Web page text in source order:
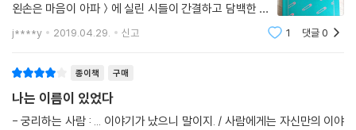
『나는 이름이 있었다』를 읽는 독자들은 시 속 장면들이 어디선가 경험한
것처럼 일상과 맞닿아 있다고 느끼기에 충분할 것이다. 이와 같은 까닭에
간이라면 으레 느낄 법한 감정-후회, 환희, 선호, 기쁨, 부끄러움, 분노(사
람을 뭐로 보고 이런 걸 줘요?//불우 이웃을 도울 사람이 화를 냈다―34
쪽 「좋은 사람」 중)-들이 곳곳에 머물러 있으니 말이다.
왼손은 마음이 아파＞에 실린 시들이 간결하고 담백한 느
낌이라면, ＜나는 이름에 있었다＞에 실린 시들은 왠지
모르게 묵직하고 진한 느낌이랄까. 그러고 보니 순백의
j****y 2019.04.29. 신고 1 댓글0
종이책 구매
나는 이름이 있었다
- 궁리하는 사람 : ... 이야기가 났으니 말이지. / 사람에게는 자신만의 이야